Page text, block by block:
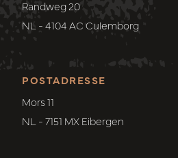
POSTADRESSE
Mors 11
NL - 7151 MX Eibergen
Randweg 20
NL - 4104 AC Culemborg